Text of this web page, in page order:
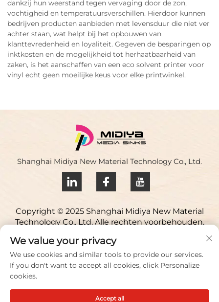
dankzij hun weerstand tegen vervaging door de zon,
vochtigheid en temperatuursverschillen. Hierdoor kunnen
bedrijven producten aanbieden met levensduur die niet ver
achter staan, wat helpt bij het opbouwen van
klanttevredenheid en loyaliteit. Gegeven de besparingen op
inktkosten en de mogelijkheid tot herhaatbaarheid van
zaken, is het aanschaffen van een eco solvent printer voor
vinyl echt geen moeilijke keus voor elke printwinkel.
Shanghai Midiya New Material Technology Co., Ltd.
Copyright © 2025 Shanghai Midiya New Material
Technology Co., Ltd. Alle rechten voorbehouden.
Privacybeleid
Neem contact op
Address: Yuqiao Science Park, 98 Lianfu Road, Jiuting
Town, Songjiang District, Shanghai, China
We value your privacy
We use cookies and similar tools to provide our services.
If you don't want to accept all cookies, click Personalize
cookies.
Accept all